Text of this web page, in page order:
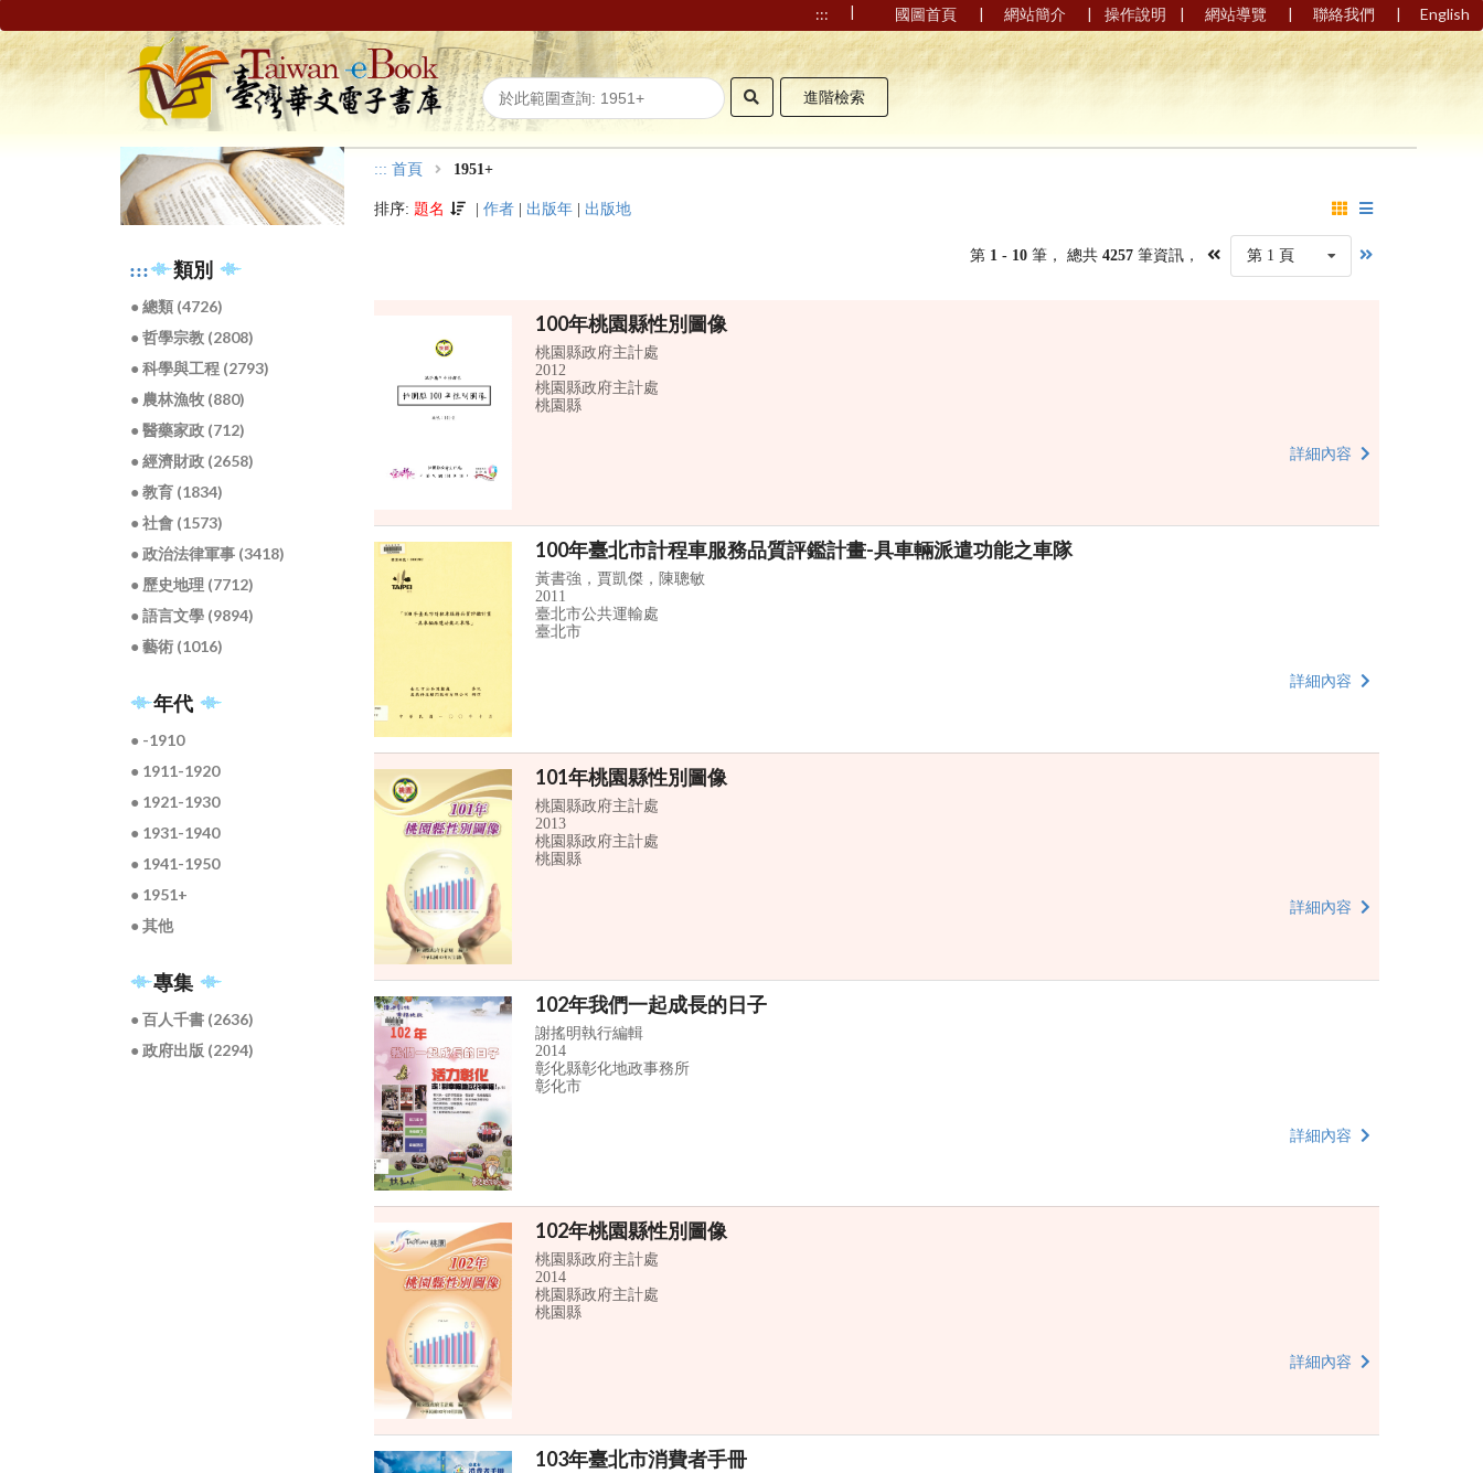
::: | 國圖首頁 | 網站簡介 | 操作說明 | 網站導覽 | 聯絡我們 | English
進階檢索
::: 類別
● 總類 (4726)
● 哲學宗教 (2808)
● 科學與工程 (2793)
● 農林漁牧 (880)
● 醫藥家政 (712)
● 經濟財政 (2658)
● 教育 (1834)
● 社會 (1573)
● 政治法律軍事 (3418)
● 歷史地理 (7712)
● 語言文學 (9894)
● 藝術 (1016)
年代
● -1910
● 1911-1920
● 1921-1930
● 1931-1940
● 1941-1950
● 1951+
● 其他
專集
● 百人千書 (2636)
● 政府出版 (2294)
::: 首頁 1951+
排序: 題名 |作者 出版年 出版地
第 1 - 10筆， 總共4257 筆資訊， 第 1 頁
100年桃園縣性別圖像
桃園縣政府主計處
2012
桃園縣政府主計處
桃園縣
詳細內容
100年臺北市計程車服務品質評鑑計畫-具車輛派遣功能之車隊
黃書強，賈凱傑，陳聰敏
2011
臺北市公共運輸處
臺北市
詳細內容
101年桃園縣性別圖像
桃園縣政府主計處
2013
桃園縣政府主計處
桃園縣
詳細內容
102年我們一起成長的日子
謝搖明執行編輯
2014
彰化縣彰化地政事務所
彰化市
詳細內容
102年桃園縣性別圖像
桃園縣政府主計處
2014
桃園縣政府主計處
桃園縣
詳細內容
103年臺北市消費者手冊